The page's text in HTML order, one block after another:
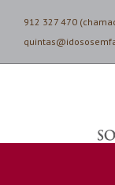
912 327 470